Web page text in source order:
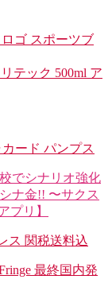
ゴ スポーツブ
テック 500ml ア
ード パンプス
でシナリオ強化
ナ金!! 〜サクス
プリ】
ス 関税送料込
最終国内発